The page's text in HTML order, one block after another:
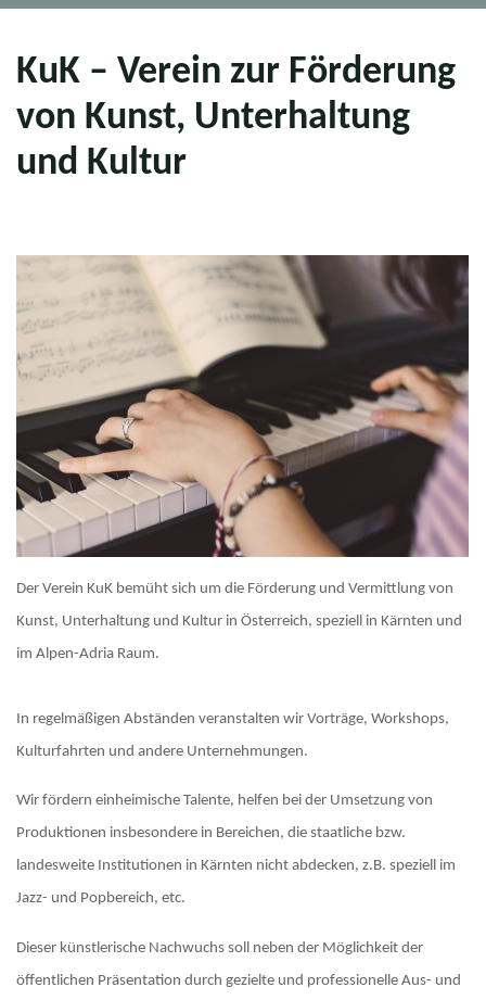
KuK – Verein zur Förderung
von Kunst, Unterhaltung
und Kultur
Der Verein KuK bemüht sich um die Förderung und Vermittlung von
Kunst, Unterhaltung und Kultur in Österreich, speziell in Kärnten und
im Alpen-Adria Raum.
In regelmäßigen Abständen veranstalten wir Vorträge, Workshops,
Kulturfahrten und andere Unternehmungen.
Wir fördern einheimische Talente, helfen bei der Umsetzung von
Produktionen insbesondere in Bereichen, die staatliche bzw.
landesweite Institutionen in Kärnten nicht abdecken, z.B. speziell im
Jazz- und Popbereich, etc.
Dieser künstlerische Nachwuchs soll neben der Möglichkeit der
öffentlichen Präsentation durch gezielte und professionelle Aus- und